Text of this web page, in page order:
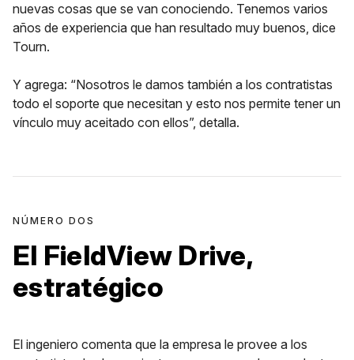
nuevas cosas que se van conociendo. Tenemos varios
años de experiencia que han resultado muy buenos, dice
Tourn.
Y agrega: “Nosotros le damos también a los contratistas
todo el soporte que necesitan y esto nos permite tener un
vínculo muy aceitado con ellos”, detalla.
NÚMERO DOS
El FieldView Drive,
estratégico
El ingeniero comenta que la empresa le provee a los